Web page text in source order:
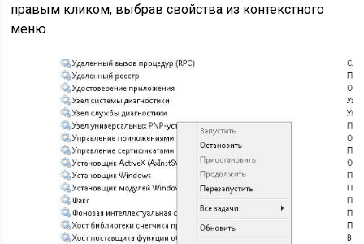
правым кликом, выбрав свойства из контекстного
меню